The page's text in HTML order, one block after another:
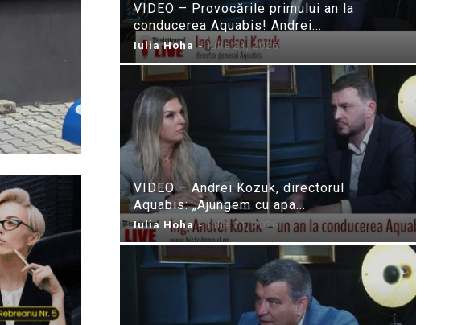
VIDEO – Provocările primului an la
conducerea Aquabis! Andrei...
Iulia Hoha - iulie 21, 2026
VIDEO – Andrei Kozuk, directorul
Aquabis: „Ajungem cu apa...
Iulia Hoha - iulie 21, 2026